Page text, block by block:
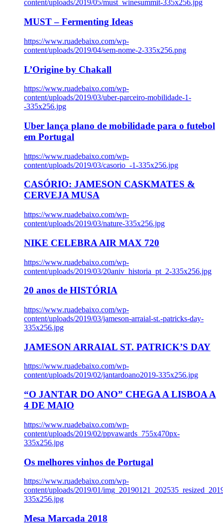
content/uploads/2019/05/must_winesummit-335x256.jpg
MUST – Fermenting Ideas
https://www.ruadebaixo.com/wp-
content/uploads/2019/04/sem-nome-2-335x256.png
L’Origine by Chakall
https://www.ruadebaixo.com/wp-
content/uploads/2019/03/uber-parceiro-mobilidade-1-
-335x256.jpg
Uber lança plano de mobilidade para o futebol
em Portugal
https://www.ruadebaixo.com/wp-
content/uploads/2019/03/casorio_-1-335x256.jpg
CASÓRIO: JAMESON CASKMATES &
CERVEJA MUSA
https://www.ruadebaixo.com/wp-
content/uploads/2019/03/nature-335x256.jpg
NIKE CELEBRA AIR MAX 720
https://www.ruadebaixo.com/wp-
content/uploads/2019/03/20aniv_historia_pt_2-335x256.jpg
20 anos de HISTÓRIA
https://www.ruadebaixo.com/wp-
content/uploads/2019/03/jameson-arraial-st.-patricks-day-
335x256.jpg
JAMESON ARRAIAL ST. PATRICK’S DAY
https://www.ruadebaixo.com/wp-
content/uploads/2019/02/jantardoano2019-335x256.jpg
“O JANTAR DO ANO” CHEGA A LISBOA A
4 DE MAIO
https://www.ruadebaixo.com/wp-
content/uploads/2019/02/ppvawards_755x470px-
335x256.jpg
Os melhores vinhos de Portugal
https://www.ruadebaixo.com/wp-
content/uploads/2019/01/
335x256.jpg
Mesa Marcada 2018